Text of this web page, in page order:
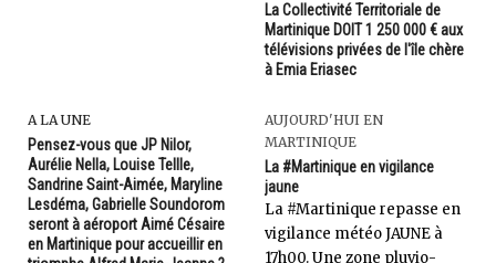
La Collectivité Territoriale de
Martinique DOIT 1 250 000 € aux
télévisions privées de l'île chère
à Emia Eriasec
A LA UNE
Pensez-vous que JP Nilor,
Aurélie Nella, Louise Tellle,
Sandrine Saint-Aimée, Maryline
Lesdéma, Gabrielle Soundorom
seront à aéroport Aimé Césaire
en Martinique pour accueillir en
AUJOURD'HUI EN
MARTINIQUE
La #Martinique en vigilance
jaune
La ‪#‎Martinique‬ repasse en
vigilance météo JAUNE à
17h00. Une zone pluvio-